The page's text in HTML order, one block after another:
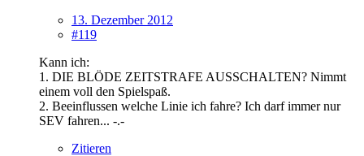
13. Dezember 2012
#119
Kann ich:
1. DIE BLÖDE ZEITSTRAFE AUSSCHALTEN? Nimmt
einem voll den Spielspaß.
2. Beeinflussen welche Linie ich fahre? Ich darf immer nur
SEV fahren... -.-
Zitieren